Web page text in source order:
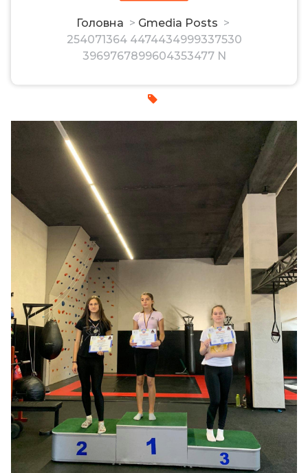
Головна > Gmedia Posts >
254071364 4474434999337530
3969767899604353477 N
admin 16, Лис, 2021